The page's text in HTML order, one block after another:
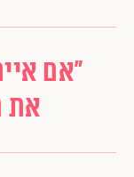
"אם
את